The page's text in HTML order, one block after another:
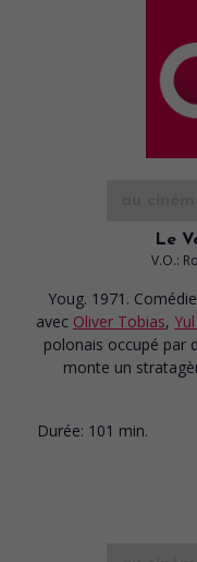
Le
V.O.:
Youg. 1971.
avec Oliver Tobias,
polonais occupé par
monte un
Durée: 101 min.